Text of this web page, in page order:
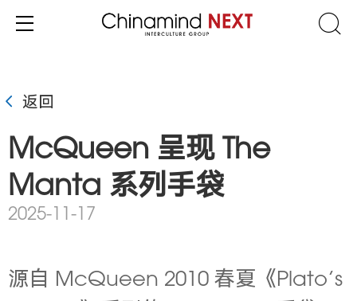
返回
McQueen 呈现 The
Manta 系列手袋
2025-11-17
源自 McQueen 2010 春夏《Plato’s